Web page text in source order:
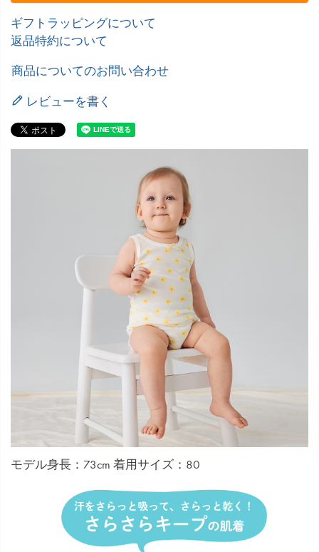
ギフトラッピングについて
返品特約について
商品についてのお問い合わせ
レビューを書く
モデル身長：73cm 着用サイズ：80